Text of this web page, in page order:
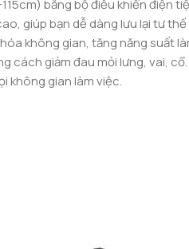
bằng bộ điều khiển điện
giúp bạn dễ dàng lưu lại tư
không gian, tăng năng suất
cách giảm đau mỏi lưng, vai, cổ.
không gian làm việc.